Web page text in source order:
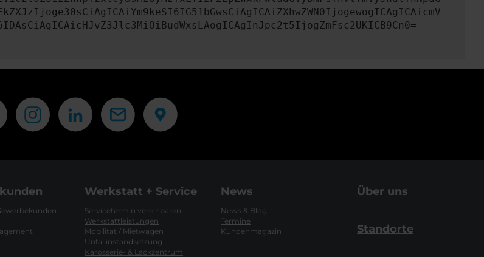
Werkstatt + Service
Servicetermin vereinbaren
Werkstattleistungen
Mobilität / Mietwagen
Unfallinstandsetzung
Karosserie- & Lackzentrum
News
News & Blog
Termine
Kundenmagazin
Über uns
Standorte